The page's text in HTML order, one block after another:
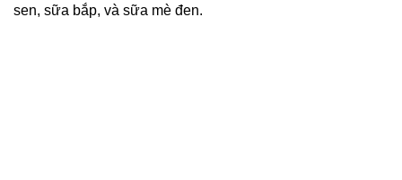
sen, sữa bắp, và sữa mè đen.